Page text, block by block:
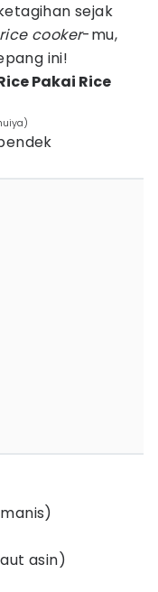
sejak
rice cooker-mu,
ini!
Pakai Rice
asin)